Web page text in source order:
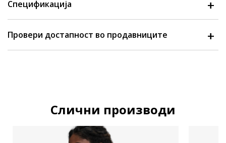
Спецификација
Провери достапност во продавниците
Слични производи